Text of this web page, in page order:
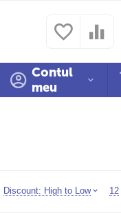
Politica cookies
Contul
meu
Discount: High to Low 12